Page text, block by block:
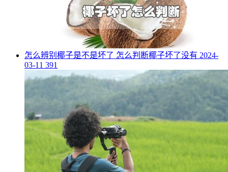
​怎么辨别椰子是不是坏了 怎么判断椰子坏了没有 2024-
03-11 391